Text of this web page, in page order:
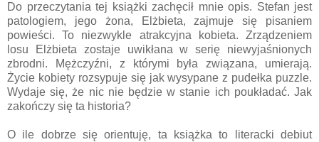
Do przeczytania tej książki zachęcił mnie opis. Stefan jest
patologiem, jego żona, Elżbieta, zajmuje się pisaniem
powieści. To niezwykle atrakcyjna kobieta. Zrządzeniem
losu Elżbieta zostaje uwikłana w serię niewyjaśnionych
zbrodni. Mężczyźni, z którymi była związana, umierają.
Życie kobiety rozsypuje się jak wysypane z pudełka puzzle.
Wydaje się, że nic nie będzie w stanie ich poukładać. Jak
zakończy się ta historia?
O ile dobrze się orientuję, ta książka to literacki debiut